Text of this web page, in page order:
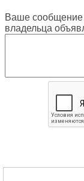
Ваше сообщение
владельца